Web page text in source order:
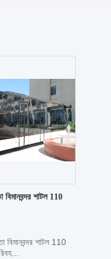
বিমানবন্দর শাটল 110
বিমানবন্দর শাটল 110